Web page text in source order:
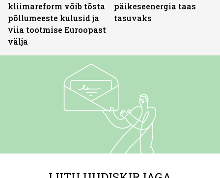
kliimareform võib tõsta
põllumeeste kulusid ja
viia tootmise Euroopast
välja
päikeseenergia taas
tasuvaks